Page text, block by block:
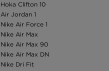
Hoka Clifton 10
Air Jordan 1
Nike Air Force 1
Nike Air Max
Nike Air Max 90
Nike Air Max DN
Nike Dri Fit